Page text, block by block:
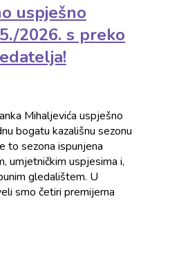
uspješno
2026. s preko
Mihaljevića uspješno
bogatu kazališnu sezonu
sezona ispunjena
umjetničkim uspjesima i,
gledalištem. U
smo četiri premijerna